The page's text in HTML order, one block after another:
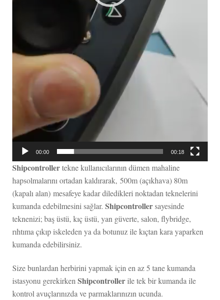
00:00 00:18
Shipcontrollertekne kullanıcılarının dümen mahaline
hapsolmalarını ortadan kaldırarak, 500m (açıkhava) 80m
(kapalı alan) mesafeye kadar diledikleri noktadan teknelerini
kumanda edebilmesini sağlar. Shipcontrollersayesinde
teknenizi; baş üstü, kıç üstü, yan güverte, salon, flybridge,
rıhtıma çıkıp iskeleden ya da botunuz ile kıçtan kara yaparken
kumanda edebilirsiniz.
Size bunlardan herbirini yapmak için en az 5 tane kumanda
istasyonu gerekirkenShipcontrollerile tek bir kumanda ile
kontrol avuçlarınızda ve parmaklarınızın ucunda.